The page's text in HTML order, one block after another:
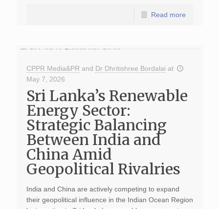
Read more
CPPR Media&PR and Dr Dhritishree Bordalai at
May 7, 2026
Sri Lanka’s Renewable
Energy Sector:
Strategic Balancing
Between India and
China Amid
Geopolitical Rivalries
India and China are actively competing to expand
their geopolitical influence in the Indian Ocean Region